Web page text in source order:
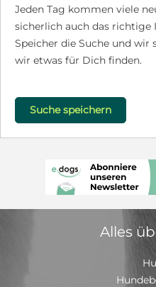
Jeden Tag kommen viele
sicherlich auch das richtige
Speicher die Suche und wir
wir etwas für Dich finden.
Suche speichern
Alles